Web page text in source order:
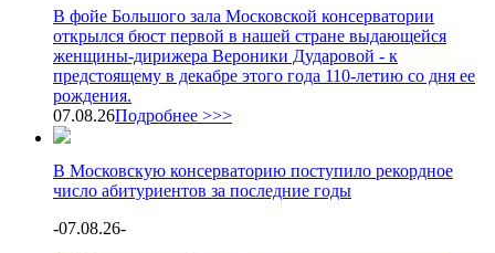
В фойе Большого зала Московской консерватории
открылся бюст первой в нашей стране выдающейся
женщины-дирижера Вероники Дударовой - к
предстоящему в декабре этого года 110-летию со дня ее
рождения.
07.08.26Подробнее >>>
В Московскую консерваторию поступило рекордное
число абитуриентов за последние годы
-07.08.26-